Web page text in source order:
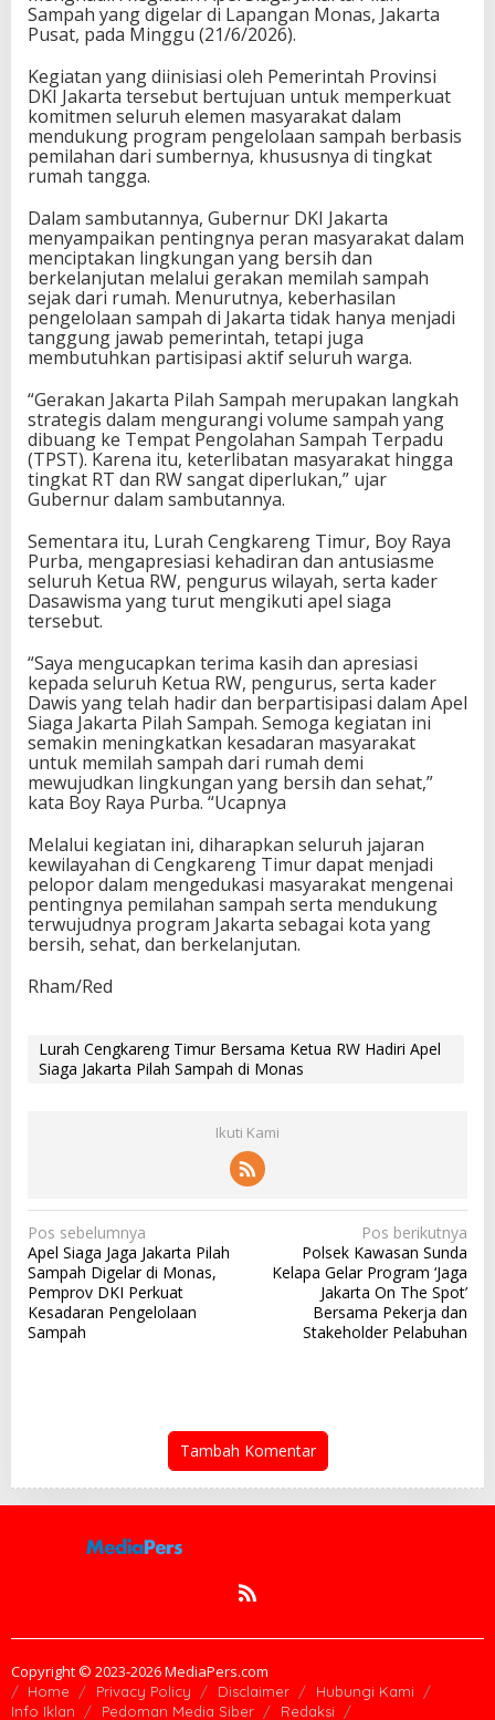
Sampah yang digelar di Lapangan Monas, Jakarta
Pusat, pada Minggu (21/6/2026).
Kegiatan yang diinisiasi oleh Pemerintah Provinsi
DKI Jakarta tersebut bertujuan untuk memperkuat
komitmen seluruh elemen masyarakat dalam
mendukung program pengelolaan sampah berbasis
pemilahan dari sumbernya, khususnya di tingkat
rumah tangga.
Dalam sambutannya, Gubernur DKI Jakarta
menyampaikan pentingnya peran masyarakat dalam
menciptakan lingkungan yang bersih dan
berkelanjutan melalui gerakan memilah sampah
sejak dari rumah. Menurutnya, keberhasilan
pengelolaan sampah di Jakarta tidak hanya menjadi
tanggung jawab pemerintah, tetapi juga
membutuhkan partisipasi aktif seluruh warga.
“Gerakan Jakarta Pilah Sampah merupakan langkah
strategis dalam mengurangi volume sampah yang
dibuang ke Tempat Pengolahan Sampah Terpadu
(TPST). Karena itu, keterlibatan masyarakat hingga
tingkat RT dan RW sangat diperlukan,” ujar
Gubernur dalam sambutannya.
Sementara itu, Lurah Cengkareng Timur, Boy Raya
Purba, mengapresiasi kehadiran dan antusiasme
seluruh Ketua RW, pengurus wilayah, serta kader
Dasawisma yang turut mengikuti apel siaga
tersebut.
“Saya mengucapkan terima kasih dan apresiasi
kepada seluruh Ketua RW, pengurus, serta kader
Dawis yang telah hadir dan berpartisipasi dalam Apel
Siaga Jakarta Pilah Sampah. Semoga kegiatan ini
semakin meningkatkan kesadaran masyarakat
untuk memilah sampah dari rumah demi
mewujudkan lingkungan yang bersih dan sehat,”
kata Boy Raya Purba. “Ucapnya
Melalui kegiatan ini, diharapkan seluruh jajaran
kewilayahan di Cengkareng Timur dapat menjadi
pelopor dalam mengedukasi masyarakat mengenai
pentingnya pemilahan sampah serta mendukung
terwujudnya program Jakarta sebagai kota yang
bersih, sehat, dan berkelanjutan.
Rham/Red
Lurah Cengkareng Timur Bersama Ketua RW Hadiri Apel
Siaga Jakarta Pilah Sampah di Monas
Ikuti Kami
N
a
v
i
p
o
Pos sebelumnya
Apel Siaga Jaga Jakarta Pilah
Sampah Digelar di Monas,
Pemprov DKI Perkuat
Kesadaran Pengelolaan
Sampah
Pos berikutnya
Polsek Kawasan Sunda
Kelapa Gelar Program ‘Jaga
Jakarta On The Spot’
Bersama Pekerja dan
Stakeholder Pelabuhan
Tambah Komentar
Copyright © 2023-2026 MediaPers.com
Home Privacy Policy Disclaimer
Hubungi Kami
Info Iklan
Pedoman Media Siber Redaksi